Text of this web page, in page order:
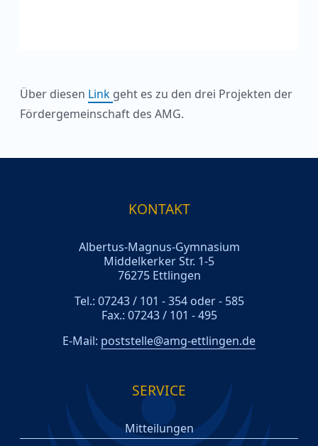
Über diesen Link geht es zu den drei Projekten der
Fördergemeinschaft des AMG.
KONTAKT
Albertus-Magnus-Gymnasium
Middelkerker Str. 1-5
76275 Ettlingen
Tel.: 07243 / 101 - 354 oder - 585
Fax.: 07243 / 101 - 495
E-Mail: poststelle@amg-ettlingen.de
SERVICE
Mitteilungen